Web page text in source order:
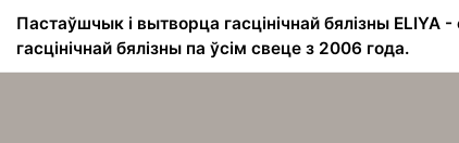
Пастаўшчык і вытворца гасцінічнай бялізны ELIYA
гасцінічнай бялізны па ўсім свеце з 2006 года.